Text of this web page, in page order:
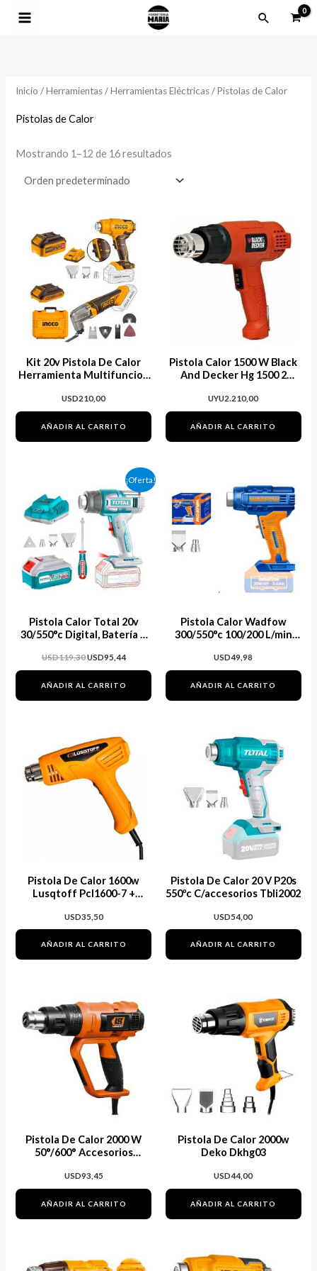
Buscar
Inicio /Herramientas/Herramientas Eléctricas/ Pistolas de Calor
Pistolas de Calor
Mostrando 1–12 de 16 resultados
Kit 20v Pistola De Calor
Herramienta Multifuncion
USD210,00
AÑADIR AL CARRITO
Pistola Calor 1500 W Black
And Decker Hg 1500 2
UYU2.210,00
AÑADIR AL CARRITO
¡Oferta!
Pistola Calor Total 20v
30/550°c Digital, Batería Y
USD119,30
original
era:
USD119,30.
USD95,44
El
precio
actual
es:
USD95,44.
AÑADIR AL CARRITO
Pistola Calor Wadfow
300/550°c 100/200 L/min
Naranja
USD49,98
AÑADIR AL CARRITO
Pistola De Calor 1600w
Lusqtoff Pcl1600-7 +
USD35,50
AÑADIR AL CARRITO
Pistola De Calor 20 V P20s
550ºc C/accesorios Tbli2002
USD54,00
AÑADIR AL CARRITO
Pistola De Calor 2000 W
50°/600° Accesorios
USD93,45
AÑADIR AL CARRITO
Pistola De Calor 2000w
Deko Dkhg03
USD44,00
AÑADIR AL CARRITO